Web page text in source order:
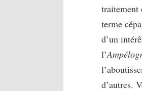
traitement
terme
d’un
l’
d’autres.